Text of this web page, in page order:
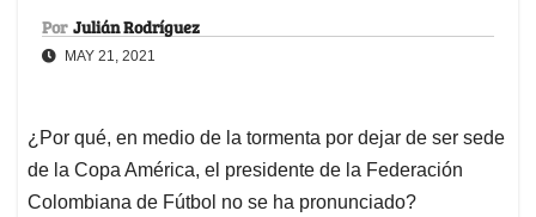
Por Julián Rodríguez
MAY 21, 2021
¿Por qué, en medio de la tormenta por dejar de ser sede
de la Copa América, el presidente de la Federación
Colombiana de Fútbol no se ha pronunciado?